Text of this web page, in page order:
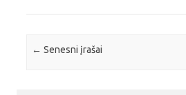
Įrašo navigacija
← Senesni įrašai